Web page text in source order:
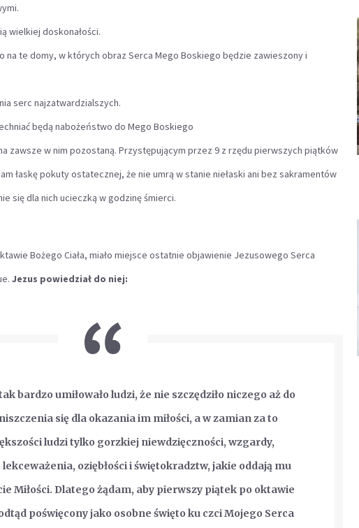
wielkiej doskonałości.
na te domy, w których obraz Serca Mego Boskiego będzie zawieszony i
serc najzatwardzialszych.
będą nabożeństwo do Mego Boskiego
zawsze w nim pozostaną.Przystępującym przez 9 z rzędu pierwszych piątków
łaskę pokuty ostatecznej, że nie umrą w stanie niełaski ani bez sakramentów
się dla nich ucieczką w godzinę śmierci.
Bożego Ciała, miało miejsce ostatnie objawienie Jezusowego Serca
Jezus powiedział do niej:
bardzo umiłowało ludzi, że nie szczędziło niczego aż do
się dla okazania im miłości, a w zamian za to
ludzi tylko gorzkiej niewdzięczności, wzgardy,
oziębłości i świętokradztw, jakie oddają mu
Miłości. Dlatego żądam, aby pierwszy piątek po oktawie
poświęcony jako osobne święto ku czci Mojego Serca